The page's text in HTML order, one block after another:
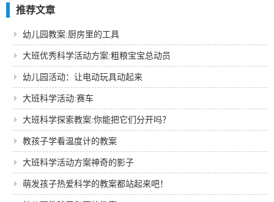
推荐文章
幼儿园教案:厨房里的工具
大班优秀科学活动方案:粗粮宝宝总动员
幼儿园活动：让电动玩具动起来
大班科学活动:赛车
大班科学探索教案:你能把它们分开吗？
教孩子学看温度计的教案
大班科学活动方案神奇的影子
萌发孩子热爱科学的教案都站起来吧！